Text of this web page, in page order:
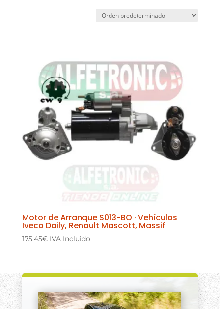
Motor de Arranque S013-BO · Vehículos
Iveco Daily, Renault Mascott, Massif
175,45€ IVA Incluido